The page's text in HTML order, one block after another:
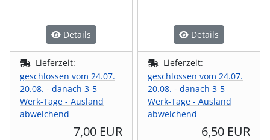
Details
Lieferzeit:
geschlossen vom 24.07.
20.08. - danach 3-5
Werk-Tage - Ausland
abweichend
7,00 EUR
Details
Lieferzeit:
geschlossen vom 24.07.
20.08. - danach 3-5
Werk-Tage - Ausland
abweichend
6,50 EUR